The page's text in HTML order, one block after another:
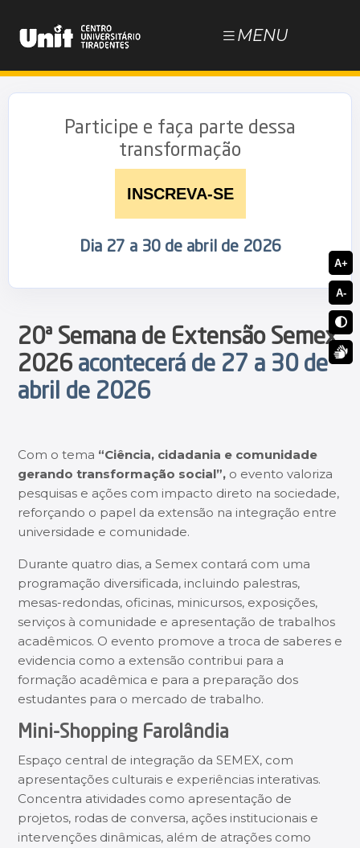
MENU
ESTUDE NA UNIT
Magister
20ª Semana de Extensão Semex
2026acontecerá de 27 a 30 de
abril de 2026
Com o tema “Ciência, cidadania e comunidade
gerando transformação social”, o evento valoriza
pesquisas e ações com impacto direto na sociedade,
reforçando o papel da extensão na integração entre
universidade e comunidade.
Durante quatro dias, a Semex contará com uma
programação diversificada, incluindo palestras,
mesas-redondas, oficinas, minicursos, exposições,
serviços à comunidade e apresentação de trabalhos
acadêmicos. O evento promove a troca de saberes e
evidencia como a extensão contribui para a
formação acadêmica e para a preparação dos
estudantes para o mercado de trabalho.
Mini-Shopping Farolândia
Espaço central de integração da SEMEX, com
apresentações culturais e experiências interativas.
Concentra atividades como apresentação de
projetos, rodas de conversa, ações institucionais e
intervenções dinâmicas, além de atrações como
Participe e faça parte dessa
transformação
INSCREVA-SE
Dia 27 a 30 de abril de 2026
A+
A-